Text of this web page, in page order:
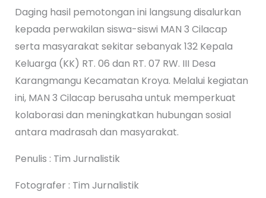
Daging hasil pemotongan ini langsung disalurkan
kepada perwakilan siswa-siswi MAN 3 Cilacap
serta masyarakat sekitar sebanyak 132 Kepala
Keluarga (KK) RT. 06 dan RT. 07 RW. III Desa
Karangmangu Kecamatan Kroya. Melalui kegiatan
ini, MAN 3 Cilacap berusaha untuk memperkuat
kolaborasi dan meningkatkan hubungan sosial
antara madrasah dan masyarakat.
Penulis : Tim Jurnalistik
Fotografer : Tim Jurnalistik